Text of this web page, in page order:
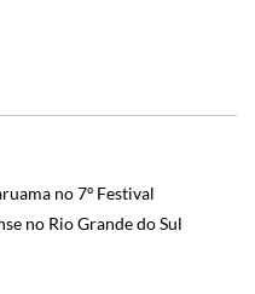
no 7º Festival
no Rio Grande do Sul